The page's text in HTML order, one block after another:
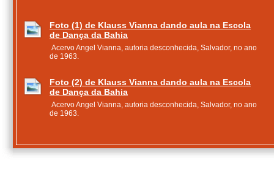
Foto (1) de Klauss Vianna dando aula na Escola
de Dança da Bahia
Acervo Angel Vianna, autoria desconhecida, Salvador, no ano
de 1963.
Foto (2) de Klauss Vianna dando aula na Escola
de Dança da Bahia
Acervo Angel Vianna, autoria desconhecida, Salvador, no ano
de 1963.
Federal da Bahia